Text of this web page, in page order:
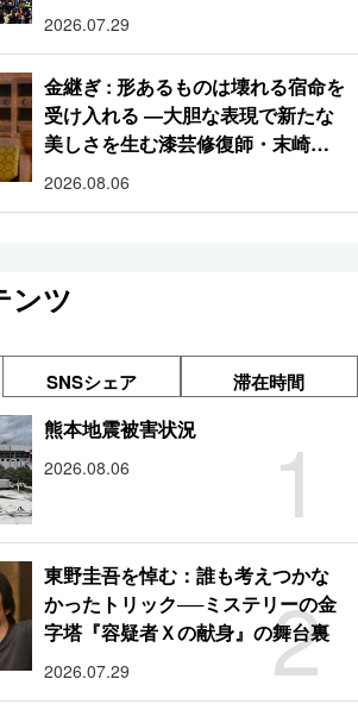
2026.07.29
金継ぎ : 形あるものは壊れる宿命を
受け入れる ―大胆な表現で新たな
美しさを生む漆芸修復師・末崎広
樹
2026.08.06
ンツ
SNSシェア 滞在時間
1
熊本地震被害状況
2026.08.06
2
東野圭吾を悼む：誰も考えつかな
かったトリック──ミステリーの金
字塔『容疑者Ｘの献身』の舞台裏
2026.07.29